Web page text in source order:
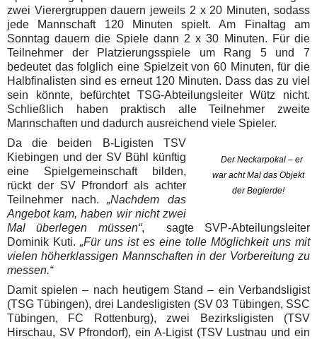
zwei Vierergruppen dauern jeweils 2 x 20 Minuten, sodass
jede Mannschaft 120 Minuten spielt. Am Finaltag am
Sonntag dauern die Spiele dann 2 x 30 Minuten. Für die
Teilnehmer der Platzierungsspiele um Rang 5 und 7
bedeutet das folglich eine Spielzeit von 60 Minuten, für die
Halbfinalisten sind es erneut 120 Minuten. Dass das zu viel
sein könnte, befürchtet TSG-Abteilungsleiter Wütz nicht.
Schließlich haben praktisch alle Teilnehmer zweite
Mannschaften und dadurch ausreichend viele Spieler.
Der Neckarpokal – er
war acht Mal das Objekt
der Begierde!
Da die beiden B-Ligisten TSV
Kiebingen und der SV Bühl künftig
eine Spielgemeinschaft bilden,
rückt der SV Pfrondorf als achter
Teilnehmer nach.„Nachdem das
Angebot kam, haben wir nicht zwei
Mal überlegen müssen“, sagte SVP-Abteilungsleiter
Dominik Kuti. „Für uns ist es eine tolle Möglichkeit uns mit
vielen höherklassigen Mannschaften in der Vorbereitung zu
messen.“
Damit spielen – nach heutigem Stand – ein Verbandsligist
(TSG Tübingen), drei Landesligisten (SV 03 Tübingen, SSC
Tübingen, FC Rottenburg), zwei Bezirksligisten (TSV
Hirschau, SV Pfrondorf), ein A-Ligist (TSV Lustnau und ein